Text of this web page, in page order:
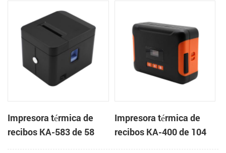
impresora de recibos
portátil
Impresora térmica de
recibos KA-583 de 58
mm Impresora en la
Impresora térmica de
recibos KA-400 de 104
mm Impresora portátil